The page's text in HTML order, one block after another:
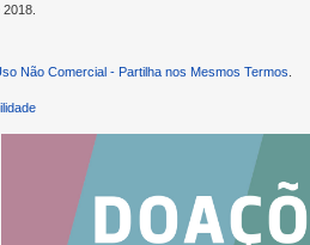
Não Comercial - Partilha nos Mesmos Termos